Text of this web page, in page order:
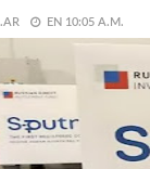
EN 10:05 A.M.